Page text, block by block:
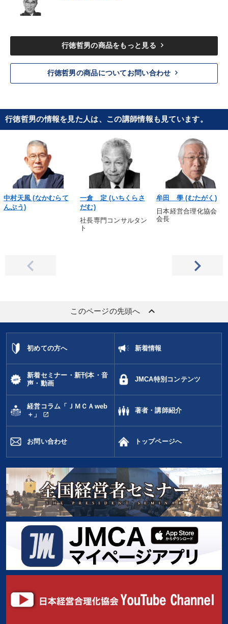
行徳哲男の商品をもっと見る keyboard_arrow_right
行徳哲男の商品についてお問い合わせ keyboard_arrow_right
行徳哲男の情報を見た人は、この講師情報も見ています。
中村天風 (なかむらて
んぷう)
一倉 定 (いちくらさ
だむ)
社長専門コンサルタン
ト
牟田 學 (むたがく)
日本経営合理化協会
会長
このページの先頭へ keyboard_arrow_up
初めての方へ 新着情報
新着セミナー・新刊本・音
声・動画
JMCA特別コンテンツ
経営コラム「ＪＭＣＡweb
＋」
open_in_new
著者・講師紹介
お問い合わせ トップページへ